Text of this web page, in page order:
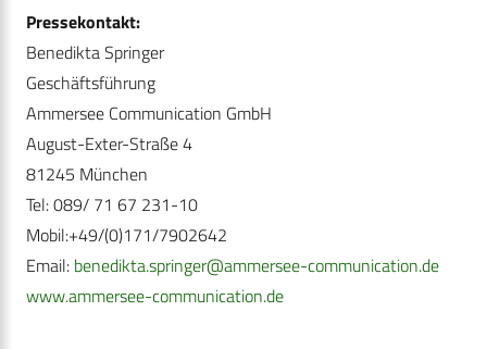
Pressekontakt:
Benedikta Springer
Geschäftsführung
Ammersee Communication GmbH
August-Exter-Straße 4
81245 München
Tel: 089/ 71 67 231-10
Mobil:+49/(0)171/7902642
Email: benedikta.springer@ammersee-communication.de
www.ammersee-communication.de